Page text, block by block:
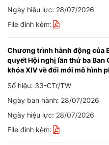
Ngày hiệu lực: 28/07/2026
File đính kèm:
Chương trình hành động của
quyết Hội nghị lần thứ ba
khóa XIV về đổi mới mô hình
Số hiệu: 33-CTr/TW
Ngày ban hành: 28/07/2026
Ngày hiệu lực: 28/07/2026
File đính kèm: